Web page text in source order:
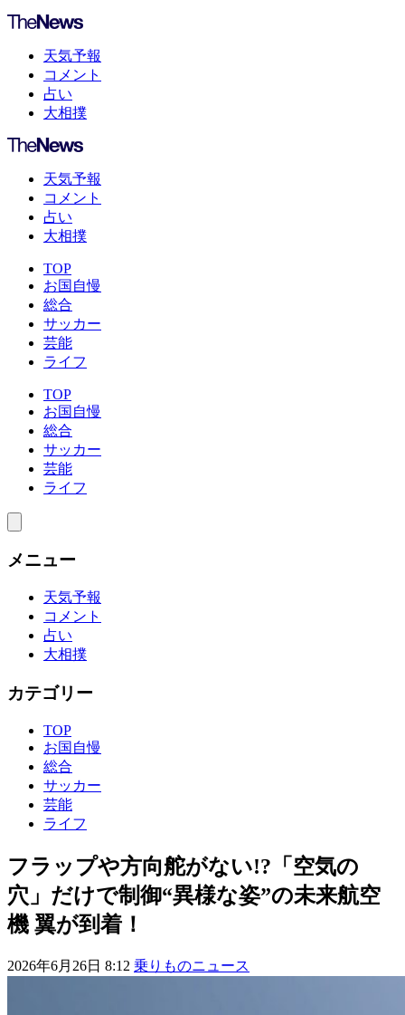
天気予報
コメント
占い
大相撲
天気予報
コメント
占い
大相撲
TOP
お国自慢
総合
サッカー
芸能
ライフ
TOP
お国自慢
総合
サッカー
芸能
ライフ
メニュー
天気予報
コメント
占い
大相撲
カテゴリー
TOP
お国自慢
総合
サッカー
芸能
ライフ
フラップや方向舵がない!?「空気の
穴」だけで制御“異様な姿”の未来航空
機 翼が到着！
2026年6月26日 8:12 乗りものニュース